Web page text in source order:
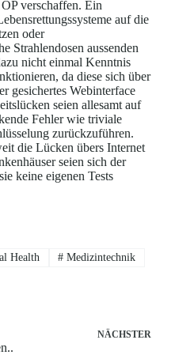
verschaffen. Ein
auf die
oder
Strahlendosen aussenden
nicht einmal Kenntnis
da diese sich über
gesichertes Webinterface
seien allesamt auf
Fehler wie triviale
zurückzuführen.
die Lücken übers Internet
seien sich der
keine eigenen Tests
Health # Medizintechnik
NÄCHSTER